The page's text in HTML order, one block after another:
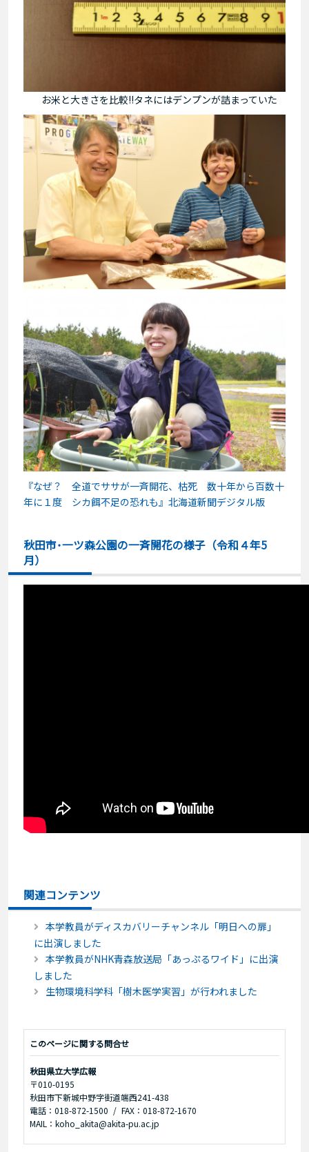
お米と大きさを比較!!タネにはデンプンが詰まっていた
『なぜ？ 全道でササが一斉開花、枯死 数十年から百数十
年に１度 シカ餌不足の恐れも』北海道新聞デジタル版
秋田市･一ツ森公園の一斉開花の様子（令和４年5
月）
関連コンテンツ
本学教員がディスカバリーチャンネル「明日への扉」
に出演しました
本学教員がNHK青森放送局「あっぷるワイド」に出演
しました
生物環境科学科「樹木医学実習」が行われました
このページに関する問合せ
秋田県立大学広報
〒010-0195
秋田市下新城中野字街道端西241-438
電話：018-872-1500
FAX：018-872-1670
MAIL：koho_akita@akita-pu.ac.jp